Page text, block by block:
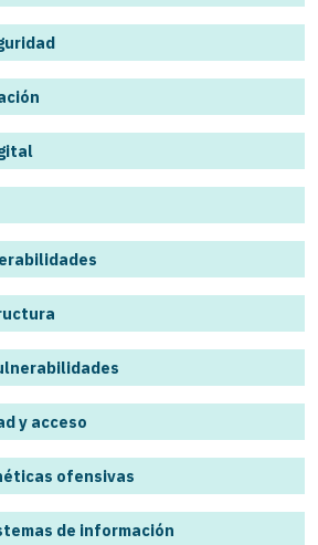
y acceso
ofensivas
de información